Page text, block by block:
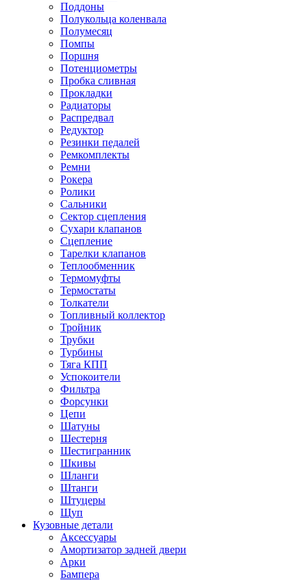
Поддоны
Полукольца коленвала
Полумесяц
Помпы
Поршня
Потенциометры
Пробка сливная
Прокладки
Радиаторы
Распредвал
Редуктор
Резинки педалей
Ремкомплекты
Ремни
Рокера
Ролики
Сальники
Сектор сцепления
Сухари клапанов
Сцепление
Тарелки клапанов
Теплообменник
Термомуфты
Термостаты
Толкатели
Топливный коллектор
Тройник
Трубки
Турбины
Тяга КПП
Успокоители
Фильтра
Форсунки
Цепи
Шатуны
Шестерня
Шестигранник
Шкивы
Шланги
Штанги
Штуцеры
Щуп
Кузовные детали
Аксессуары
Амортизатор задней двери
Арки
Бампера